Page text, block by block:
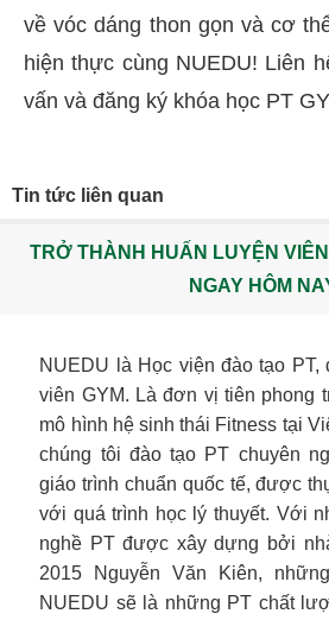
về vóc dáng thon gọn và cơ
hiện thực cùng NUEDU! Liên
vấn và đăng ký khóa học PT
Tin tức liên quan
TRỞ THÀNH HUẤN LUYỆN
NGAY HÔM
NUEDU là Học viện đào tạo PT,
viên GYM. Là đơn vị tiên phong
mô hình hệ sinh thái Fitness tại
chúng tôi đào tạo PT chuyên
giáo trình chuẩn quốc tế, được
với quá trình học lý thuyết. Với
nghề PT được xây dựng bởi
2015 Nguyễn Văn Kiên,
NUEDU sẽ là những PT chất